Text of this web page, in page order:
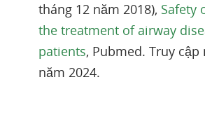
tháng 12 năm 2018), Safety
the treatment of airway
patients, Pubmed. Truy cập
năm 2024.